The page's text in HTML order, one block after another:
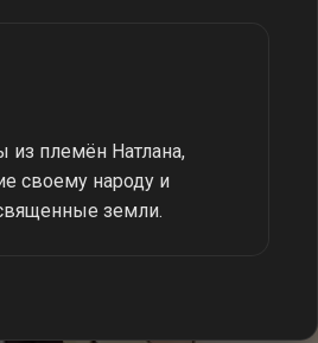
из племён Натлана,
своему народу и
земли.